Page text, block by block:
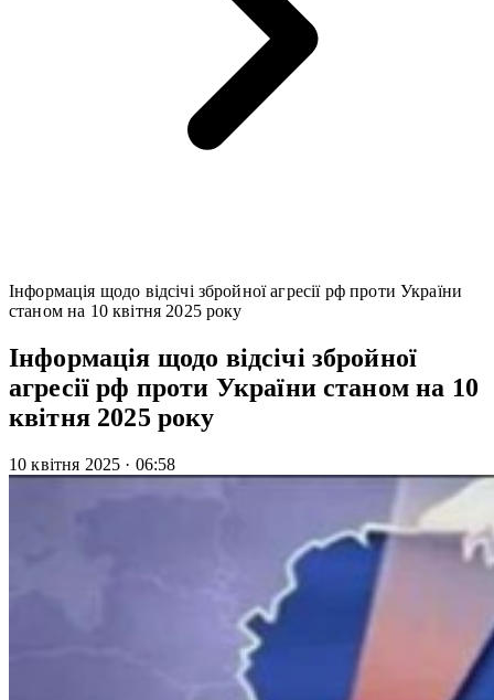
Інформація щодо відсічі збройної агресії рф проти України
станом на 10 квітня 2025 року
Інформація щодо відсічі збройної
агресії рф проти України станом на 10
квітня 2025 року
10 квітня 2025 · 06:58